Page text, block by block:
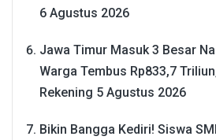
6 Agustus 2026
Jawa Timur Masuk 3 Besar
Warga Tembus Rp833,7
Rekening 5 Agustus 2026
Bikin Bangga Kediri! Siswa